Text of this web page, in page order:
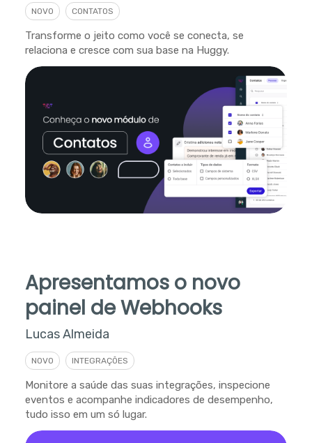
NOVO CONTATOS
Transforme o jeito como você se conecta, se
relaciona e cresce com sua base na Huggy.
Apresentamos o novo
painel de Webhooks
Lucas Almeida
NOVO INTEGRAÇÕES
Monitore a saúde das suas integrações, inspecione
eventos e acompanhe indicadores de desempenho,
tudo isso em um só lugar.